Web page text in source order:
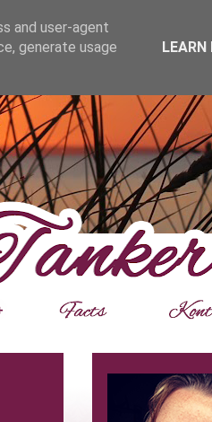
and user-agent
generate usage
LEARN